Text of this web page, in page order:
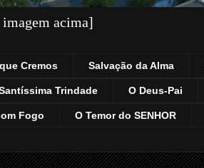
acima]
Cremos Salvação da Alma
Trindade O Deus-Pai
Fogo O Temor do SENHOR